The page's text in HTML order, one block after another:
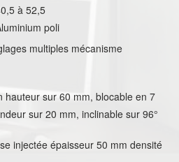
à 52,5
poli
multiples mécanisme
hauteur sur 60 mm, blocable en 7
sur 20 mm, inclinable sur 96°
injectée épaisseur 50 mm densité